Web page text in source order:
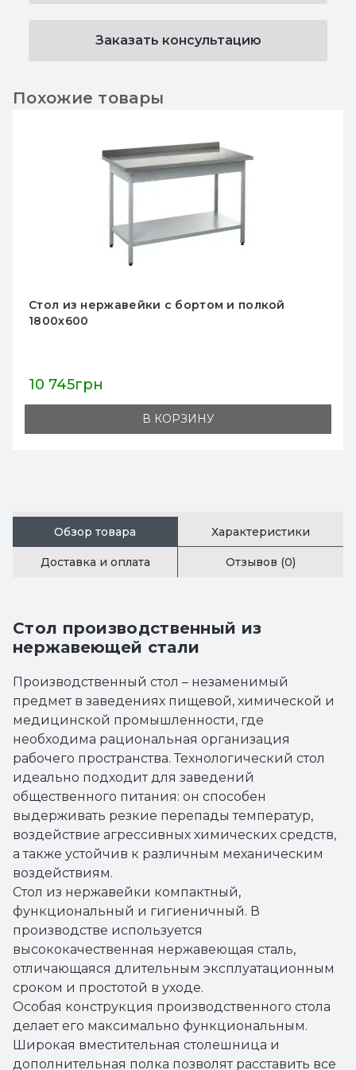
Заказать консультацию
Похожие товары
Стол из нержавейки с бортом и полкой
1500x600
8 980грн
В КОРЗИНУ
Обзор товара Характеристики
Доставка и оплата Отзывов (0)
Стол производственный из
нержавеющей стали
Производственный стол – незаменимый
предмет в заведениях пищевой, химической и
медицинской промышленности, где
необходима рациональная организация
рабочего пространства. Технологический стол
идеально подходит для заведений
общественного питания: он способен
выдерживать резкие перепады температур,
воздействие агрессивных химических средств,
а также устойчив к различным механическим
воздействиям.
Стол из нержавейки компактный,
функциональный и гигиеничный. В
производстве используется
высококачественная нержавеющая сталь,
отличающаяся длительным эксплуатационным
сроком и простотой в уходе.
Особая конструкция производственного стола
делает его максимально функциональным.
Широкая вместительная столешница и
дополнительная полка позволят расставить все